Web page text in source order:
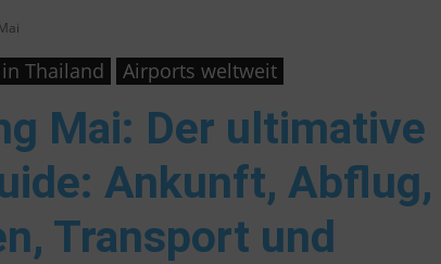
Thailand Airports weltweit
Mai: Der ultimative
Ankunft, Abflug,
Transport und